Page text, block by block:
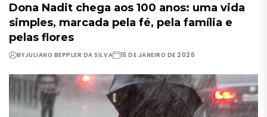
Dona Nadit chega aos 100 anos: uma vida
simples, marcada pela fé, pela família e
pelas flores
BYJULIANO BEPPLER DA SILVA 15 DE JANEIRO DE 2026